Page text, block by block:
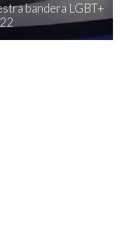
bandera LGBT+